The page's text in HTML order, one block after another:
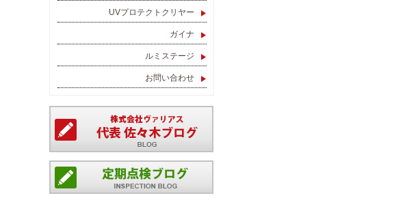
UVプロテクトクリヤー
ガイナ
ルミステージ
お問い合わせ